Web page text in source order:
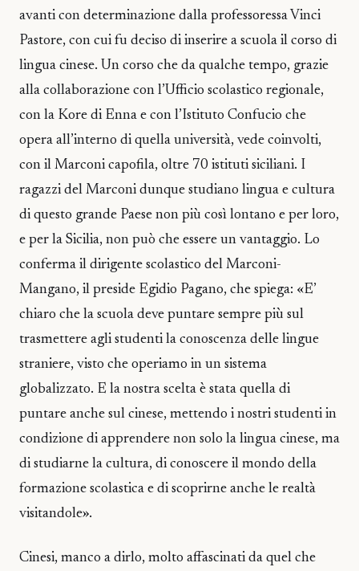
avanti con determinazione dalla professoressa Vinci
Pastore, con cui fu deciso di inserire a scuola il corso di
lingua cinese. Un corso che da qualche tempo, grazie
alla collaborazione con l’Ufficio scolastico regionale,
con la Kore di Enna e con l’Istituto Confucio che
opera all’interno di quella università, vede coinvolti,
con il Marconi capofila, oltre 70 istituti siciliani. I
ragazzi del Marconi dunque studiano lingua e cultura
di questo grande Paese non più così lontano e per loro,
e per la Sicilia, non può che essere un vantaggio. Lo
conferma il dirigente scolastico del Marconi-
Mangano, il preside Egidio Pagano, che spiega: «E’
chiaro che la scuola deve puntare sempre più sul
trasmettere agli studenti la conoscenza delle lingue
straniere, visto che operiamo in un sistema
globalizzato. E la nostra scelta è stata quella di
puntare anche sul cinese, mettendo i nostri studenti in
condizione di apprendere non solo la lingua cinese, ma
di studiarne la cultura, di conoscere il mondo della
formazione scolastica e di scoprirne anche le realtà
visitandole».
Cinesi, manco a dirlo, molto affascinati da quel che